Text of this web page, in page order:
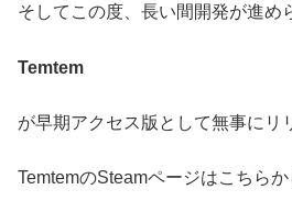
そしてこの度、長い間開発が進め
Temtem
が早期アクセス版として無事にリ
TemtemのSteamページはこちらか